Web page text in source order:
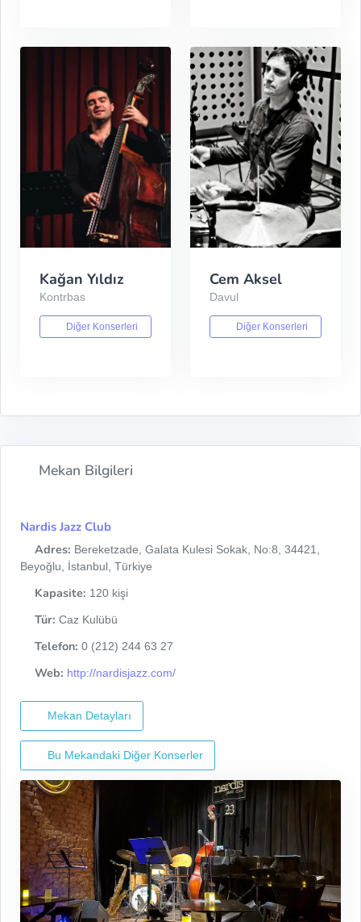
Kağan Yıldız
Kontrbas
Diğer Konserleri
Cem Aksel
Davul
Diğer Konserleri
Mekan Bilgileri
Nardis Jazz Club
Adres: Bereketzade, Galata Kulesi Sokak, No:8, 34421,
Beyoğlu, İstanbul, Türkiye
Kapasite: 120 kişi
Tür: Caz Kulübü
Telefon: 0 (212) 244 63 27
Web: http://nardisjazz.com/
Mekan Detayları
Bu Mekandaki Diğer Konserler